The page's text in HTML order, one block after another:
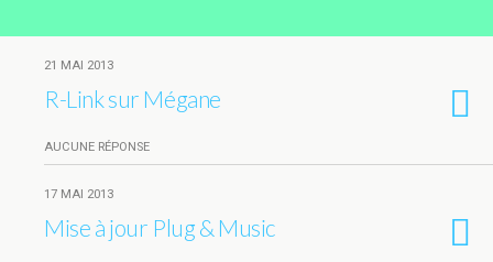
21 MAI 2013
R-Link sur Mégane
AUCUNE RÉPONSE
17 MAI 2013
Mise à jour Plug & Music